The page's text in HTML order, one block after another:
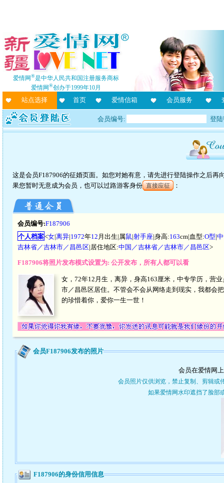
爱情网®是中华人民共和国注册服务商标
爱情网®创办于1999年10月
站点选择 首页 爱情信箱 会员服务
会员编号: 登
这是会员F187906的征婚页面。如您对她有意，请先进行登陆操作之后
果您暂时无意成为会员，也可以过路游客身份 直接应征 ：
会员编号:F187906
个人档案<女|离异|1972年12 月出生|属鼠|射手座|身高:163cm|血型:O型|
吉林省／吉林市／昌邑区|居住地区:中国／吉林省／吉林市／昌邑区>
F187906将照片发布模式设置为: 公开发布，所有人都可以看
女，72年12月生，离异，身高163厘米，中专学历，营
市／昌邑区居住。不管会不会从网络走到现实，我都会
的珍惜着你，爱你一生一世！
会员F187906发布的照片
会员在爱情网
会员照片仅供浏览，禁止复制、剪辑或
如果爱情网水印遮挡了脸部
F187906的身份信用信息